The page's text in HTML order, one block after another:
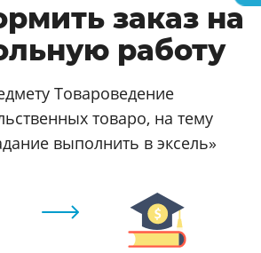
заказ на
работу
Товароведение
товаро, на тему
выполнить в эксель»